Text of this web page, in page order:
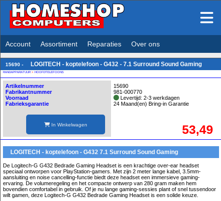
Account Assortiment Reparaties Over ons
15690 - LOGITECH - koptelefoon - G432 - 7.1 Surround Sound Gaming
RANDAPPARATUUR > HOOFDTELEFOONS
Artikelnummer
Fabrikantnummer
Voorraad
Fabrieksgarantie
In Winkelwagen
15690
981-000770
Levertijd: 2-3 werkdagen
24 Maand(en) Bring-in Garantie
53,49
LOGITECH - koptelefoon - G432 7.1 Surround Sound Gaming
De Logitech-G G432 Bedrade Gaming Headset is een krachtige over-ear headset
speciaal ontworpen voor PlayStation-gamers. Met zijn 2 meter lange kabel, 3.5mm-
aansluiting en noise cancelling-functie biedt deze headset een immersieve gaming-
ervaring. De volumeregeling en het compacte ontwerp van 280 gram maken hem
bovendien comfortabel in gebruik. Of je nu lange gaming-sessies plant of snel tussendoor
wilt gamen, deze Logitech-G G432 Bedrade Gaming Headset is een solide keuze.